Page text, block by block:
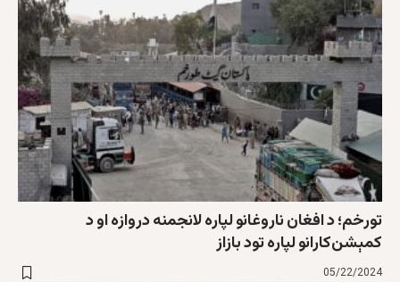
تورخم؛ د افغان ناروغانو لپاره لانجمنه دروازه او د
کمېشن‌کارانو لپاره تود بازاز
05/22/2024